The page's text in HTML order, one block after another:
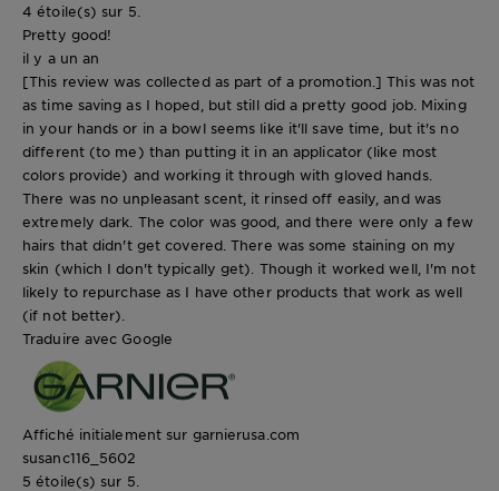
4 étoile(s) sur 5.
Pretty good!
il y a un an
[This review was collected as part of a promotion.] This was not
as time saving as I hoped, but still did a pretty good job. Mixing
in your hands or in a bowl seems like it'll save time, but it's no
different (to me) than putting it in an applicator (like most
colors provide) and working it through with gloved hands.
There was no unpleasant scent, it rinsed off easily, and was
extremely dark. The color was good, and there were only a few
hairs that didn't get covered. There was some staining on my
skin (which I don't typically get). Though it worked well, I'm not
likely to repurchase as I have other products that work as well
(if not better).
Traduire avec Google
Affiché initialement sur garnierusa.com
susanc116_5602
5 étoile(s) sur 5.